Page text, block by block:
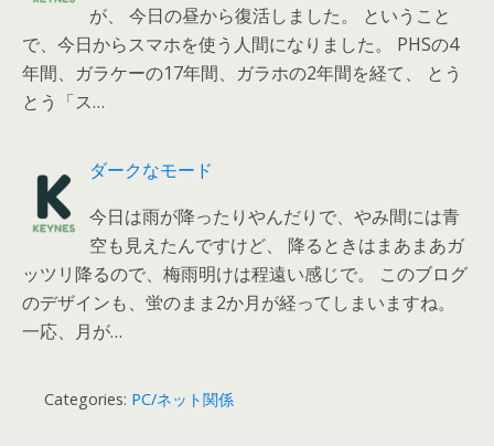
が、 今日の昼から復活しました。 ということ
で、今日からスマホを使う人間になりました。 PHSの4
年間、ガラケーの17年間、ガラホの2年間を経て、 とう
とう「ス…
ダークなモード
今日は雨が降ったりやんだりで、やみ間には青
空も見えたんですけど、 降るときはまあまあガ
ッツリ降るので、梅雨明けは程遠い感じで。 このブログ
のデザインも、蛍のまま2か月が経ってしまいますね。
一応、月が…
Categories: PC/ネット関係